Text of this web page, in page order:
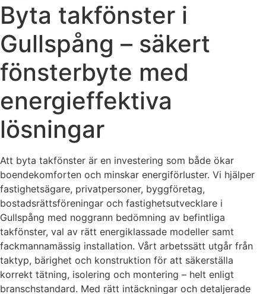
Byta takfönster i
Gullspång – säkert
fönsterbyte med
energieffektiva
lösningar
Att byta takfönster är en investering som både ökar
boendekomforten och minskar energiförluster. Vi hjälper
fastighetsägare, privatpersoner, byggföretag,
bostadsrättsföreningar och fastighetsutvecklare i
Gullspång med noggrann bedömning av befintliga
takfönster, val av rätt energiklassade modeller samt
fackmannamässig installation. Vårt arbetssätt utgår från
taktyp, bärighet och konstruktion för att säkerställa
korrekt tätning, isolering och montering – helt enligt
branschstandard. Med rätt intäckningar och detaljerade